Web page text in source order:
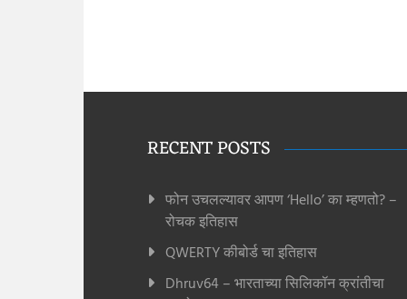
RECENT POSTS
फोन उचलल्यावर आपण ‘Hello’ का म्हणतो? –
रोचक इतिहास
QWERTY कीबोर्ड चा इतिहास
Dhruv64 – भारताच्या सिलिकॉन क्रांतीचा